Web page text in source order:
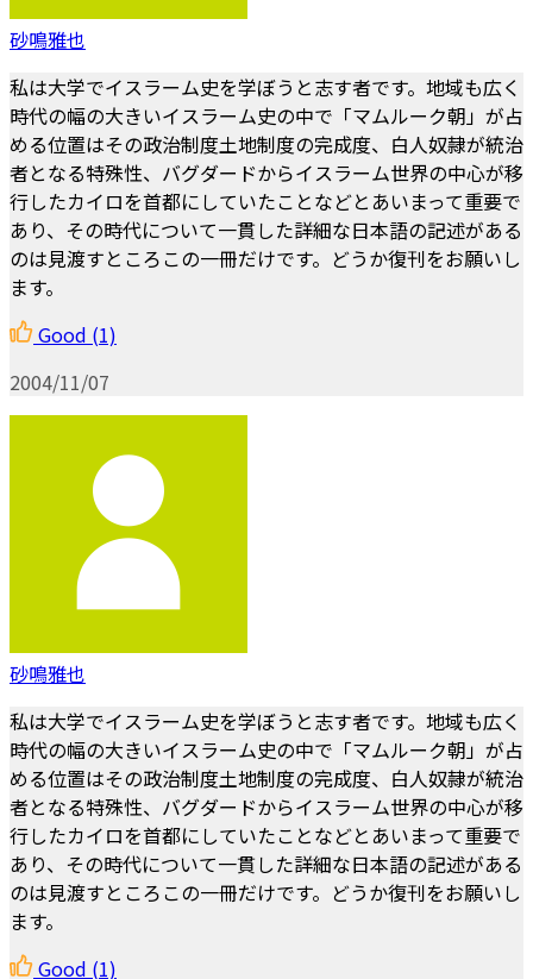
砂鳴雅也
私は大学でイスラーム史を学ぼうと志す者です。地域も広く
時代の幅の大きいイスラーム史の中で「マムルーク朝」が占
める位置はその政治制度土地制度の完成度、白人奴隷が統治
者となる特殊性、バグダードからイスラーム世界の中心が移
行したカイロを首都にしていたことなどとあいまって重要で
あり、その時代について一貫した詳細な日本語の記述がある
のは見渡すところこの一冊だけです。どうか復刊をお願いし
ます。
Good (1)
2004/11/07
砂鳴雅也
私は大学でイスラーム史を学ぼうと志す者です。地域も広く
時代の幅の大きいイスラーム史の中で「マムルーク朝」が占
める位置はその政治制度土地制度の完成度、白人奴隷が統治
者となる特殊性、バグダードからイスラーム世界の中心が移
行したカイロを首都にしていたことなどとあいまって重要で
あり、その時代について一貫した詳細な日本語の記述がある
のは見渡すところこの一冊だけです。どうか復刊をお願いし
ます。
Good (1)